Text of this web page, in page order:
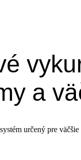
a
určený pre